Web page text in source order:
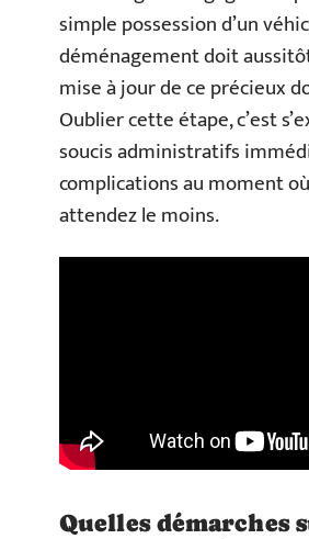
simple possession d’un
déménagement doit
mise à jour de ce précieux
Oublier cette étape, c’est
soucis administratifs
complications au moment
attendez le moins.
Quelles démarches